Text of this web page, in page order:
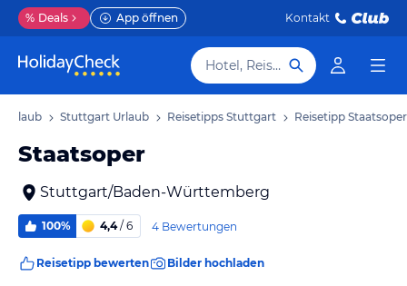
% Deals App öffnen Kontakt
Hotel, Reiseziel
Urlaub Stuttgart Urlaub Reisetipps Stuttgart Reisetipp Staatsoper
Staatsoper
Stuttgart/Baden-Württemberg
100% 4,4/ 6 4 Bewertungen
Reisetipp bewerten Bilder hochladen